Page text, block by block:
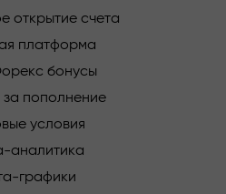
открытие счета
платформа
бонусы
пополнение
условия
аналитика
графики